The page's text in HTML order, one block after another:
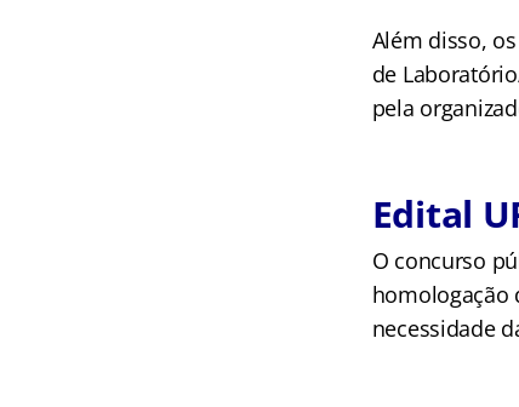
Além disso,
de
pela
Edital
O concurso
homologação
necessidade